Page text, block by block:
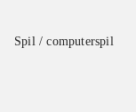
Spil / computerspil